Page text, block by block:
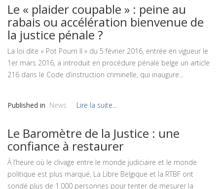
Le « plaider coupable » : peine au
rabais ou accélération bienvenue de
la justice pénale ?
La loi dite « Pot Pourri II » du 5 février 2016, entrée en vigueur le
1er mars 2016, a introduit en procédure pénale belge un article
216 dans le Code d’instruction criminelle, qui inaugure...
Published in News Lire la suite...
Le Baromètre de la Justice : une
confiance à restaurer
À l’heure où le clivage entre le monde judiciaire et le monde
politique est plus marqué, La Libre Belgique et la RTBF ont
sondé plus de 1.000 personnes pour tenter de mesurer la